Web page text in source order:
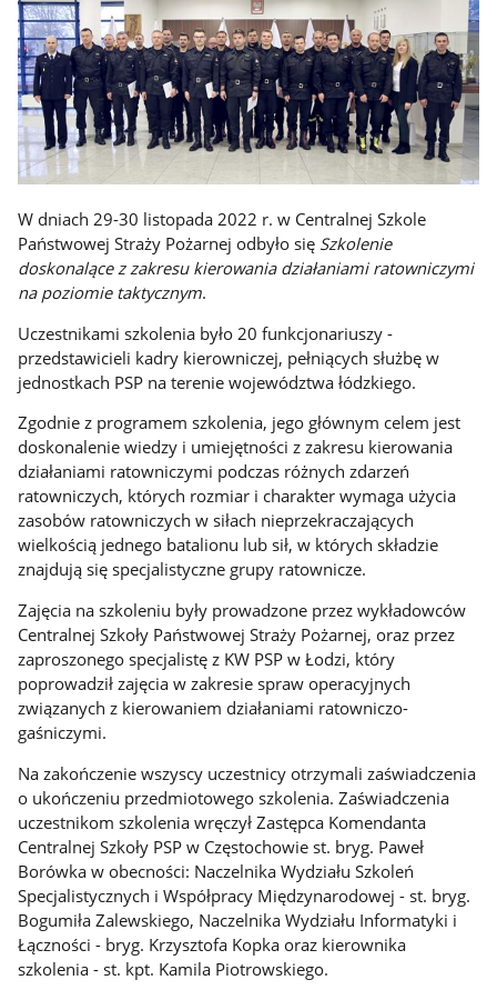
W dniach 29-30 listopada 2022 r. w Centralnej Szkole
Państwowej Straży Pożarnej odbyło się Szkolenie
doskonalące z zakresu kierowania działaniami ratowniczymi
na poziomie taktycznym.
Uczestnikami szkolenia było 20 funkcjonariuszy -
przedstawicieli kadry kierowniczej, pełniących służbę w
jednostkach PSP na terenie województwa łódzkiego.
Zgodnie z programem szkolenia, jego głównym celem jest
doskonalenie wiedzy i umiejętności z zakresu kierowania
działaniami ratowniczymi podczas różnych zdarzeń
ratowniczych, których rozmiar i charakter wymaga użycia
zasobów ratowniczych w siłach nieprzekraczających
wielkością jednego batalionu lub sił, w których składzie
znajdują się specjalistyczne grupy ratownicze.
Zajęcia na szkoleniu były prowadzone przez wykładowców
Centralnej Szkoły Państwowej Straży Pożarnej, oraz przez
zaproszonego specjalistę z KW PSP w Łodzi, który
poprowadził zajęcia w zakresie spraw operacyjnych
związanych z kierowaniem działaniami ratowniczo-
gaśniczymi.
Na zakończenie wszyscy uczestnicy otrzymali zaświadczenia
o ukończeniu przedmiotowego szkolenia. Zaświadczenia
uczestnikom szkolenia wręczył Zastępca Komendanta
Centralnej Szkoły PSP w Częstochowie st. bryg. Paweł
Borówka w obecności: Naczelnika Wydziału Szkoleń
Specjalistycznych i Współpracy Międzynarodowej - st. bryg.
Bogumiła Zalewskiego, Naczelnika Wydziału Informatyki i
Łączności - bryg. Krzysztofa Kopka oraz kierownika
szkolenia - st. kpt. Kamila Piotrowskiego.